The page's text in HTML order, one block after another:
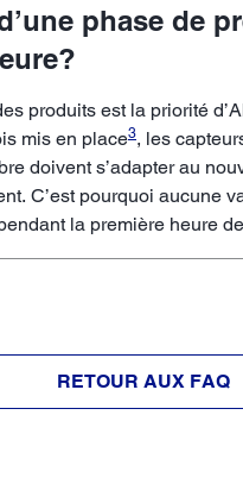
phase de
produits est la priorité
mis en place3, les
doivent s’adapter au
C’est pourquoi aucune
la première heure
RETOUR AUX FAQ